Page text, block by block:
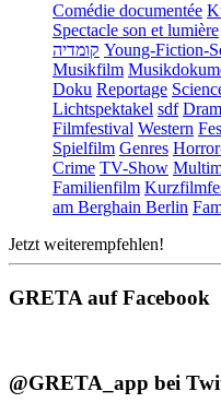
Comédie documentée
Spectacle son et lumière
קומדיה Young-Fiction-
Musikfilm
Doku Reportage
Lichtspektakel sdf
Filmfestival Western
Spielfilm Genres
Crime TV-Show
Familienfilm
am Berghain Berlin
Jetzt weiterempfehlen!
GRETA auf Facebook
@GRETA_app bei